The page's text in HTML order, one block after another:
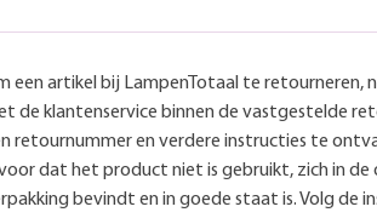
een artikel bij LampenTotaal te retourneren,
de klantenservice binnen de vastgestelde
retournummer en verdere instructies te
dat het product niet is gebruikt, zich in de
bevindt en in goede staat is. Volg de